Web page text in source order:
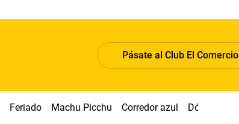
Pásate al Club El Comercio
Feriado Machu Picchu Corredor azul Dólar